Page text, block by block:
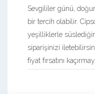
Sevgililer günü,
bir tercih olabilir.
yeşilliklerle
siparişinizi
fiyat fırsatını